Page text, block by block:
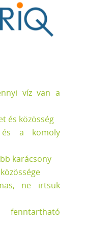
víz van a
és közösség
a komoly
karácsony
ne irtsuk
fenntartható